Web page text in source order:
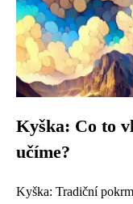
Kyška: Co to
učíme?
Kyška: Tradiční